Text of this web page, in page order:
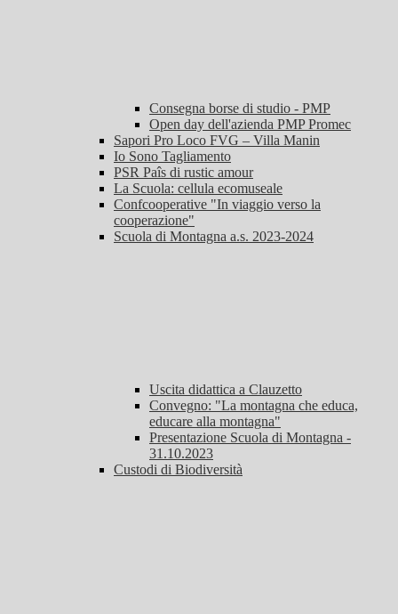
Consegna borse di studio - PMP
Open day dell'azienda PMP Promec
Sapori Pro Loco FVG – Villa Manin
Io Sono Tagliamento
PSR Paîs di rustic amour
La Scuola: cellula ecomuseale
Confcooperative "In viaggio verso la
cooperazione"
Scuola di Montagna a.s. 2023-2024
Uscita didattica a Clauzetto
Convegno: "La montagna che educa,
educare alla montagna"
Presentazione Scuola di Montagna -
31.10.2023
Custodi di Biodiversità